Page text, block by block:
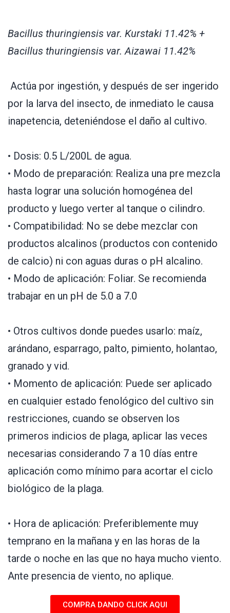
Bacillus thuringiensis var. Kurstaki 11.42% +
Bacillus thuringiensis var. Aizawai 11.42%
Actúa por ingestión, y después de ser ingerido
por la larva del insecto, de inmediato le causa
inapetencia, deteniéndose el daño al cultivo.
• Dosis: 0.5 L/200L de agua.
• Modo de preparación: Realiza una pre mezcla
hasta lograr una solución homogénea del
producto y luego verter al tanque o cilindro.
• Compatibilidad: No se debe mezclar con
productos alcalinos (productos con contenido
de calcio) ni con aguas duras o pH alcalino.
• Modo de aplicación: Foliar. Se recomienda
trabajar en un pH de 5.0 a 7.0
• Otros cultivos donde puedes usarlo: maíz,
arándano, esparrago, palto, pimiento, holantao,
granado y vid.
• Momento de aplicación: Puede ser aplicado
en cualquier estado fenológico del cultivo sin
restricciones, cuando se observen los
primeros indicios de plaga, aplicar las veces
necesarias considerando 7 a 10 días entre
aplicación como mínimo para acortar el ciclo
biológico de la plaga.
• Hora de aplicación: Preferiblemente muy
temprano en la mañana y en las horas de la
tarde o noche en las que no haya mucho viento.
Ante presencia de viento, no aplique.
COMPRA DANDO CLICK AQUI